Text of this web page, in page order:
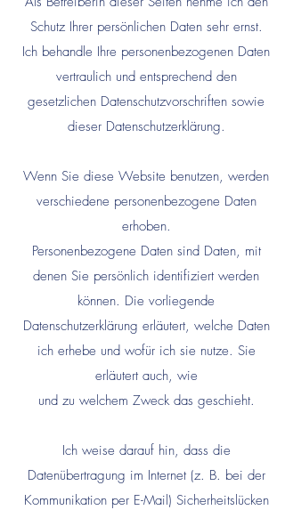
Schutz Ihrer persönlichen Daten sehr ernst.
Ich behandle Ihre personenbezogenen Daten
vertraulich und entsprechend den
gesetzlichen Datenschutzvorschriften sowie
dieser Datenschutzerklärung.
Wenn Sie diese Website benutzen, werden
verschiedene personenbezogene Daten
erhoben.
Personenbezogene Daten sind Daten, mit
denen Sie persönlich identifiziert werden
können. Die vorliegende
Datenschutzerklärung erläutert, welche Daten
ich erhebe und wofür ich sie nutze. Sie
erläutert auch, wie
und zu welchem Zweck das geschieht.
Ich weise darauf hin, dass die
Datenübertragung im Internet (z. B. bei der
Kommunikation per E-Mail) Sicherheitslücken